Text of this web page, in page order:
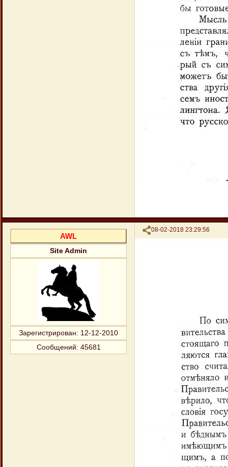
Поделиться
08-02-2018 23:29:56
AWL
Site Admin
Зарегистрирован: 12-12-2010
Сообщений: 45681